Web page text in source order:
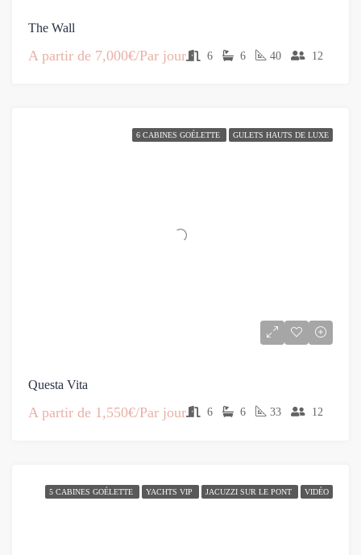
The Wall
A partir de 7,000€/Par jour 6 6 40 12
6 CABINES GOÉLETTE GULETS HAUTS DE LUXE
Questa Vita
A partir de 1,550€/Par jour 6 6 33 12
5 CABINES GOÉLETTE YACHTS VIP JACUZZI SUR LE PONT VIDÉO